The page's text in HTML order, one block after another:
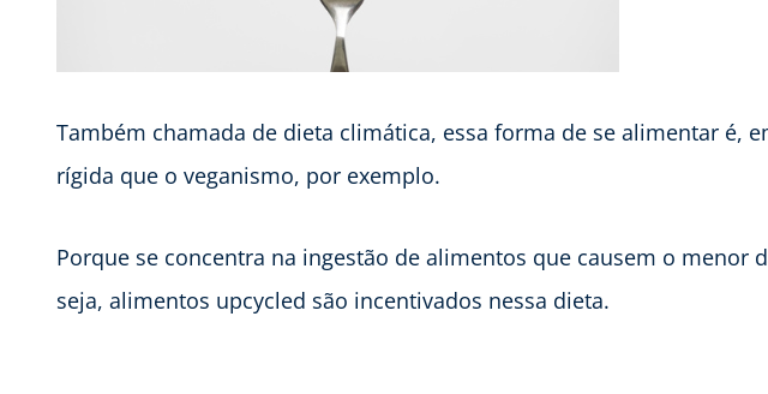
Também chamada de dieta climática, essa forma de se alimentar é,
rígida que o veganismo, por exemplo.
Porque se concentra na ingestão de alimentos que causem o menor
seja, alimentos upcycled são incentivados nessa dieta.